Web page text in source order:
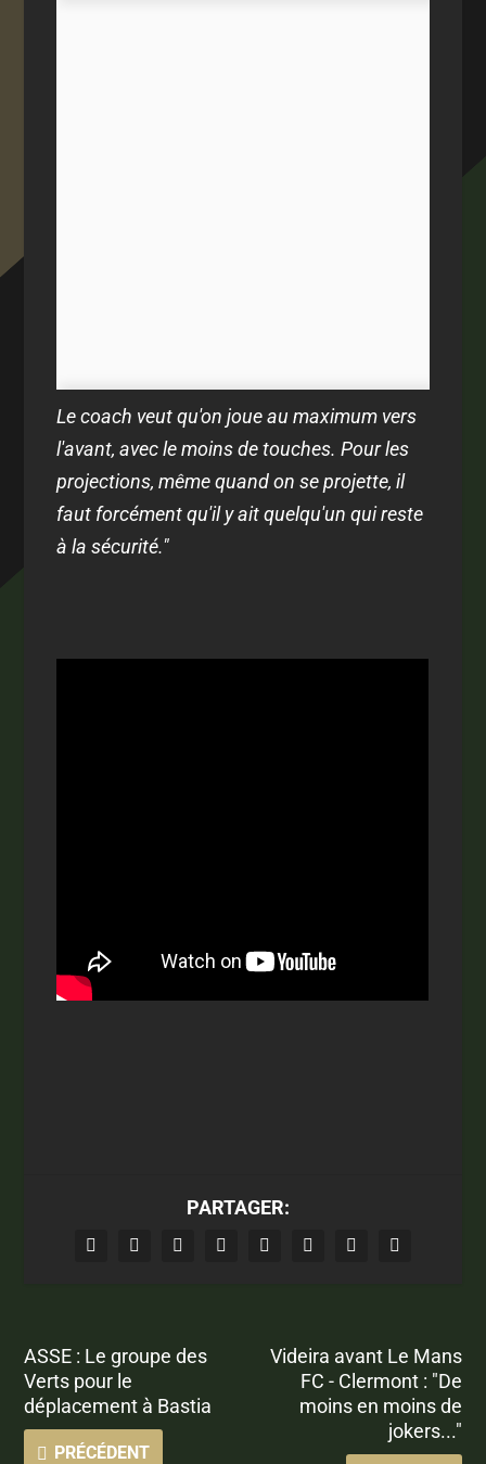
Le coach veut qu'on joue au maximum vers
l'avant, avec le moins de touches. Pour les
projections, même quand on se projette, il
faut forcément qu'il y ait quelqu'un qui reste
à la sécurité."
PARTAGER:
ASSE : Le groupe des
Verts pour le
déplacement à Bastia
PRÉCÉDENT
Videira avant Le Mans
FC - Clermont : "De
moins en moins de
jokers..."